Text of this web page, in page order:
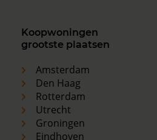
Koopwoningen
grootste plaatsen
Amsterdam
Den Haag
Rotterdam
Utrecht
Groningen
Eindhoven